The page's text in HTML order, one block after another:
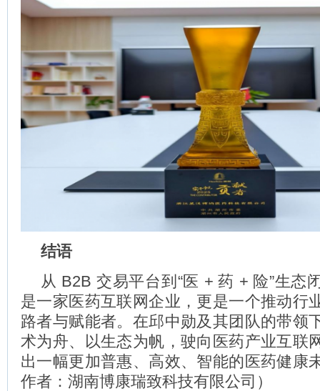
结语
从 B2B 交易平台到“医 + 药 + 险”生态
是一家医药互联网企业，更是一个推动行
路者与赋能者。在邱中勋及其团队的带领
术为舟、以生态为帆，驶向医药产业互联
出一幅更加普惠、高效、智能的医药健康
作者：湖南博康瑞致科技有限公司）